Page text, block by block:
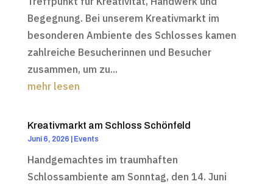
Begegnung. Bei unserem Kreativmarkt im
besonderen Ambiente des Schlosses kamen
zahlreiche Besucherinnen und Besucher
zusammen, um zu...
mehr lesen
Kreativmarkt am Schloss Schönfeld
Juni 6, 2026 Events
Handgemachtes im traumhaften
Schlossambiente am Sonntag, den 14. Juni